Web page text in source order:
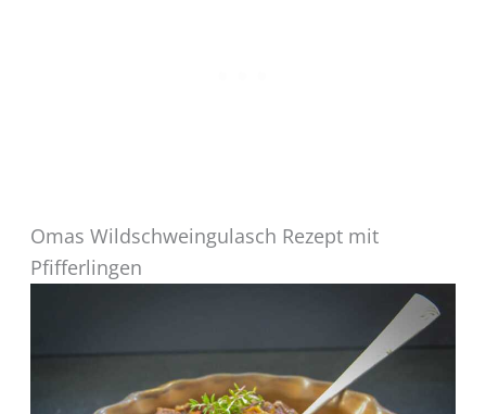
Omas Wildschweingulasch Rezept mit
Pfifferlingen